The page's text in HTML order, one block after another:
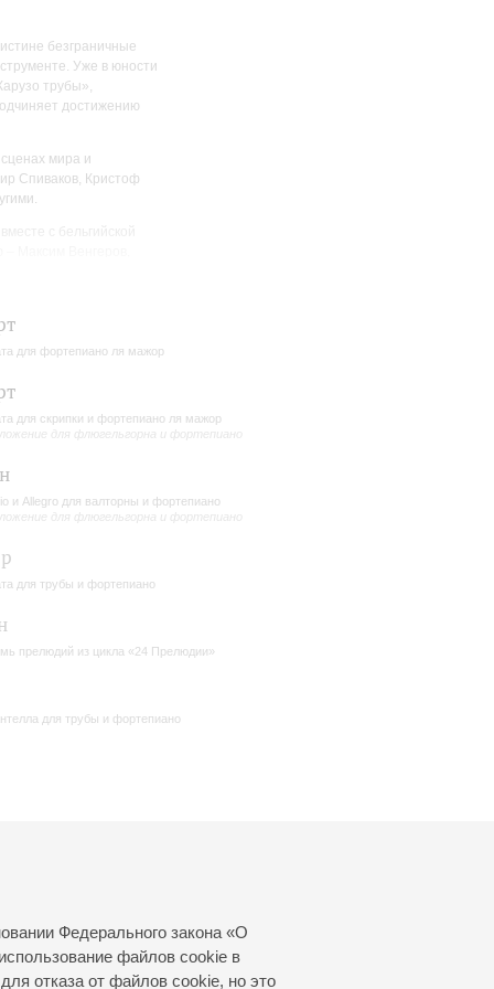
Федерального закона «О
файлов cookie в
отказа от файлов cookie, но это
безграничные
Уже в юности
трубы»,
достижению
мира и
Спиваков, Кристоф
и фортепиано
для фортепиано ля мажор
для скрипки и фортепиано ля мажор
для флюгельгорна и фортепиано
и Allegro для валторны и фортепиано
для флюгельгорна и фортепиано
для трубы и фортепиано
прелюдий из цикла «24 Прелюдии»
для трубы и фортепиано